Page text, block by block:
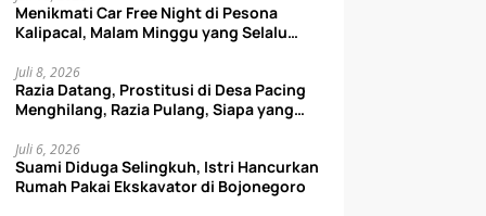
Menikmati Car Free Night di Pesona
Kalipacal, Malam Minggu yang Selalu
Juli 8, 2026
Razia Datang, Prostitusi di Desa Pacing
Menghilang, Razia Pulang, Siapa yang
Juli 6, 2026
Suami Diduga Selingkuh, Istri Hancurkan
Rumah Pakai Ekskavator di Bojonegoro